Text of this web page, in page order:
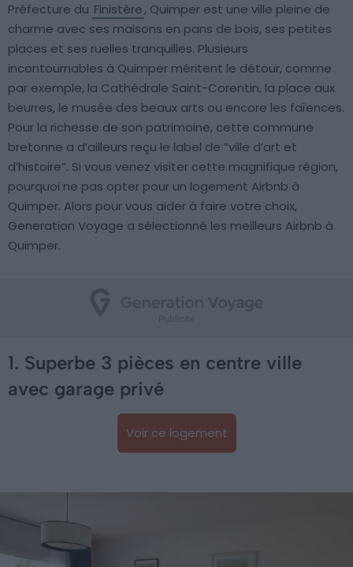
Préfecture du Finistère, Quimper est une ville pleine de
charme avec ses maisons en pans de bois, ses petites
places et ses ruelles tranquilles. Plusieurs
incontournables à Quimper méritent le détour, comme
par exemple, la Cathédrale Saint-Corentin, la place aux
beurres, le musée des beaux arts ou encore les faïences.
Pour la richesse de son patrimoine, cette commune
bretonne a d’ailleurs reçu le label de “ville d’art et
d’histoire”. Si vous venez visiter cette magnifique région,
pourquoi ne pas opter pour un logement Airbnb à
Quimper. Alors pour vous aider à faire votre choix,
Generation Voyage a sélectionné les meilleurs Airbnb à
Quimper.
1. Superbe 3 pièces en centre ville
avec garage privé
Voir ce logement